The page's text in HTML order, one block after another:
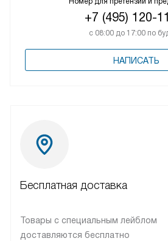
+7 (495) 120-
с 08:00 до 17:00 по
НАПИСАТЬ
Бесплатная доставка
Товары с специальным лейблом
доставляются бесплатно